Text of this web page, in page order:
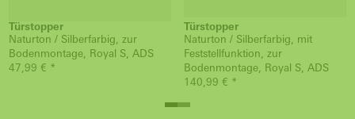
Türstopper
Naturton / Silberfarbig, zur
Bodenmontage, Royal S, ADS
47,99 € *
Türstopper
Naturton / Silberfarbig, mit
Feststellfunktion, zur
Bodenmontage, Royal S, ADS
140,99 € *